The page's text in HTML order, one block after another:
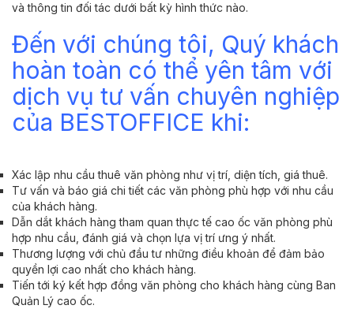
và thông tin đối tác dưới bất kỳ hình thức nào.
Đến với chúng tôi, Quý khách
hoàn toàn có thể yên tâm với
dịch vụ tư vấn chuyên nghiệp
của BESTOFFICE khi:
Xác lập nhu cầu thuê văn phòng như vị trí, diện tích, giá thuê.
Tư vấn và báo giá chi tiết các văn phòng phù hợp với nhu cầu
của khách hàng.
Dẫn dắt khách hàng tham quan thực tế cao ốc văn phòng phù
hợp nhu cầu, đánh giá và chọn lựa vị trí ưng ý nhất.
Thương lượng với chủ đầu tư những điều khoản để đảm bảo
quyền lợi cao nhất cho khách hàng.
Tiến tới ký kết hợp đồng văn phòng cho khách hàng cùng Ban
Quản Lý cao ốc.